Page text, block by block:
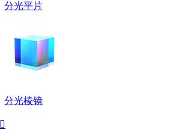
分光平片
分光棱镜
